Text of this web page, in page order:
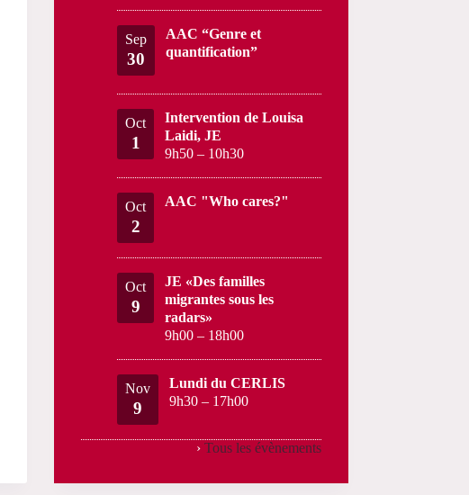
Sep
30
AAC “Genre et
quantification”
Oct
1
Intervention de Louisa
Laidi, JE
9h50 – 10h30
Oct
2
AAC "Who cares?"
Oct
9
JE «Des familles
migrantes sous les
radars»
9h00 – 18h00
Nov
9
Lundi du CERLIS
9h30 – 17h00
› Tous les évènements